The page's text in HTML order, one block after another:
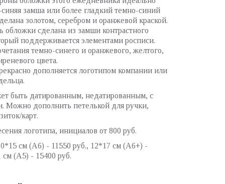
замша или более гладкий темно-синий
золотом, серебром и оранжевой краской.
обложки сделана из замши контрастного
поддерживается элементами росписи.
темно-синего и оранжевого, желтого,
цвета.
дополняется логотипом компании или
быть датированным, недатированным, с
Можно дополнить петелькой для ручки,
карт.
логотипа, инициалов от 800 руб.
см (А6) - 11550 руб., 12*17 см (А6+) -
см (А5) - 15400 руб.